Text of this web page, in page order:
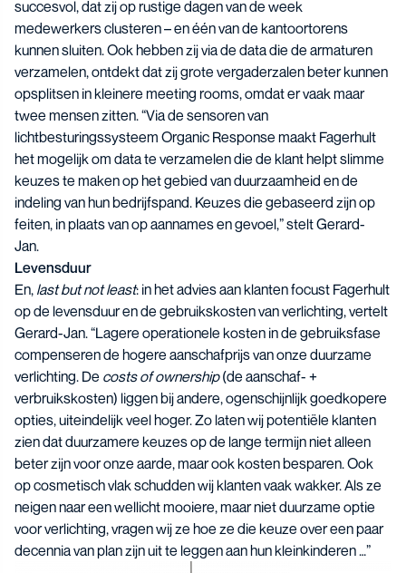
succesvol, dat zij op rustige dagen van de week
medewerkers clusteren – en één van de kantoortorens
kunnen sluiten. Ook hebben zij via de data die de armaturen
verzamelen, ontdekt dat zij grote vergaderzalen beter kunnen
opsplitsen in kleinere meeting rooms, omdat er vaak maar
twee mensen zitten. “Via de sensoren van
lichtbesturingssysteem Organic Response maakt Fagerhult
het mogelijk om data te verzamelen die de klant helpt slimme
keuzes te maken op het gebied van duurzaamheid en de
indeling van hun bedrijfspand. Keuzes die gebaseerd zijn op
feiten, in plaats van op aannames en gevoel,” stelt Gerard-
Jan.
Levensduur
En, last but not least: in het advies aan klanten focust Fagerhult
op de levensduur en de gebruikskosten van verlichting, vertelt
Gerard-Jan. “Lagere operationele kosten in de gebruiksfase
compenseren de hogere aanschafprijs van onze duurzame
verlichting. De costs of ownership(de aanschaf- +
verbruikskosten) liggen bij andere, ogenschijnlijk goedkopere
opties, uiteindelijk veel hoger. Zo laten wij potentiële klanten
zien dat duurzamere keuzes op de lange termijn niet alleen
beter zijn voor onze aarde, maar ook kosten besparen. Ook
op cosmetisch vlak schudden wij klanten vaak wakker. Als ze
neigen naar een wellicht mooiere, maar niet duurzame optie
voor verlichting, vragen wij ze hoe ze die keuze over een paar
decennia van plan zijn uit te leggen aan hun kleinkinderen …”